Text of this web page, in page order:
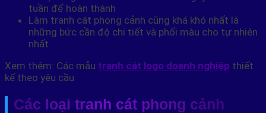
tuần để hoàn thành
Làm tranh cát phong cảnh cũng khá khó nhất là
những bức cần độ chi tiết và phối màu cho tự nhiên
nhất.
Xem thêm: Các mẫu tranh cát logo doanh nghiệp thiết
kế theo yêu cầu
Các loại tranh cát phong cảnh